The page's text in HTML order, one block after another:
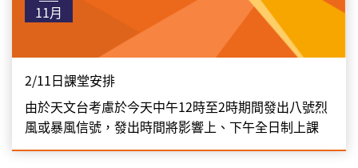
11月
2/11日課堂安排
由於天文台考慮於今天中午12時至2時期間發出八號烈
風或暴風信號，發出時間將影響上、下午全日制上課